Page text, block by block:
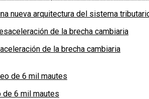
nueva arquitectura del sistema
de la brecha cambiaria
de 6 mil mautes